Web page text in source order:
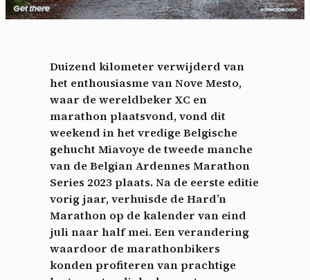
Duizend kilometer verwijderd van
het enthousiasme van Nove Mesto,
waar de wereldbeker XC en
marathon plaatsvond, vond dit
weekend in het vredige Belgische
gehucht Miavoye de tweede manche
van de Belgian Ardennes Marathon
Series 2023 plaats. Na de eerste editie
vorig jaar, verhuisde de Hard’n
Marathon op de kalender van eind
juli naar half mei. Een verandering
waardoor de marathonbikers
konden profiteren van prachtige